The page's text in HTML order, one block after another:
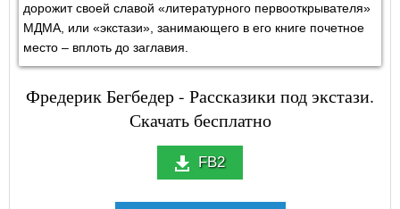
дорожит своей славой «литературного первооткрывателя»
МДМА, или «экстази», занимающего в его книге почетное
место – вплоть до заглавия.
Фредерик Бегбедер - Рассказики под экстази.
Скачать бесплатно
FB2